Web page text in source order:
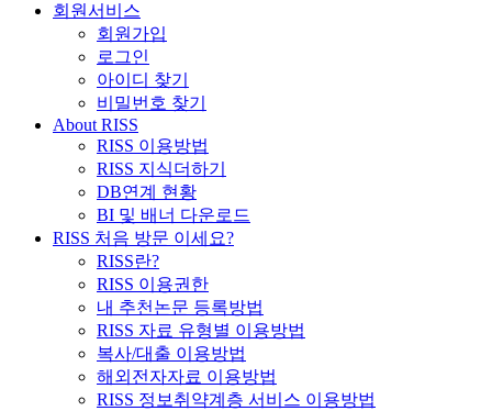
회원서비스
회원가입
로그인
아이디 찾기
비밀번호 찾기
About RISS
RISS 이용방법
RISS 지식더하기
DB연계 현황
BI 및 배너 다운로드
RISS 처음 방문 이세요?
RISS란?
RISS 이용권한
내 추천논문 등록방법
RISS 자료 유형별 이용방법
복사/대출 이용방법
해외전자자료 이용방법
RISS 정보취약계층 서비스 이용방법